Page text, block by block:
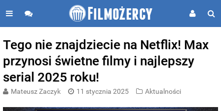
Tego nie znajdziecie na Netflix! Max
przynosi świetne filmy i najlepszy
serial 2025 roku!
Mateusz Zaczyk 11 stycznia 2025 Aktualności